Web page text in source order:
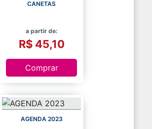
CANETAS
a partir de:
R$ 45,10
Comprar
AGENDA 2023